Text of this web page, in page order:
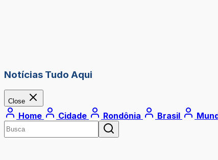
Notícias Tudo Aqui
Close
Home Cidade Rondônia Brasil